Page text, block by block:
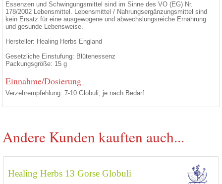
Essenzen und Schwingungsmittel sind im Sinne des VO (EG) Nr.
178/2002 Lebensmittel. Lebensmittel / Nahrungsergänzungsmittel sind
kein Ersatz für eine ausgewogene und abwechslungsreiche Ernährung
und gesunde Lebensweise.
Hersteller: Healing Herbs England
Gesetzliche Einstufung: Blütenessenz
Packungsgröße: 15 g
Einnahme/Dosierung
Verzehrempfehlung: 7-10 Globuli, je nach Bedarf.
Andere Kunden kauften auch...
Healing Herbs 13 Gorse Globuli